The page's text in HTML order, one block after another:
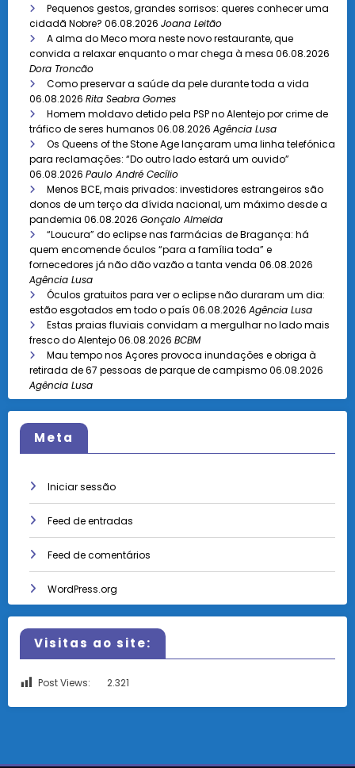
Pequenos gestos, grandes sorrisos: queres conhecer uma
cidadã Nobre? 06.08.2026 Joana Leitão
A alma do Meco mora neste novo restaurante, que
convida a relaxar enquanto o mar chega à mesa 06.08.2026
Dora Troncão
Como preservar a saúde da pele durante toda a vida
06.08.2026 Rita Seabra Gomes
Homem moldavo detido pela PSP no Alentejo por crime de
tráfico de seres humanos 06.08.2026 Agência Lusa
Os Queens of the Stone Age lançaram uma linha telefónica
para reclamações: “Do outro lado estará um ouvido”
06.08.2026 Paulo André Cecílio
Menos BCE, mais privados: investidores estrangeiros são
donos de um terço da dívida nacional, um máximo desde a
pandemia 06.08.2026 Gonçalo Almeida
“Loucura” do eclipse nas farmácias de Bragança: há
quem encomende óculos “para a família toda” e
fornecedores já não dão vazão a tanta venda 06.08.2026
Agência Lusa
Óculos gratuitos para ver o eclipse não duraram um dia:
estão esgotados em todo o país 06.08.2026 Agência Lusa
Estas praias fluviais convidam a mergulhar no lado mais
fresco do Alentejo06.08.2026 BCBM
Mau tempo nos Açores provoca inundações e obriga à
retirada de 67 pessoas de parque de campismo06.08.2026
Agência Lusa
Meta
Iniciar sessão
Feed de entradas
Feed de comentários
WordPress.org
Visitas ao site:
Post Views: 2.321